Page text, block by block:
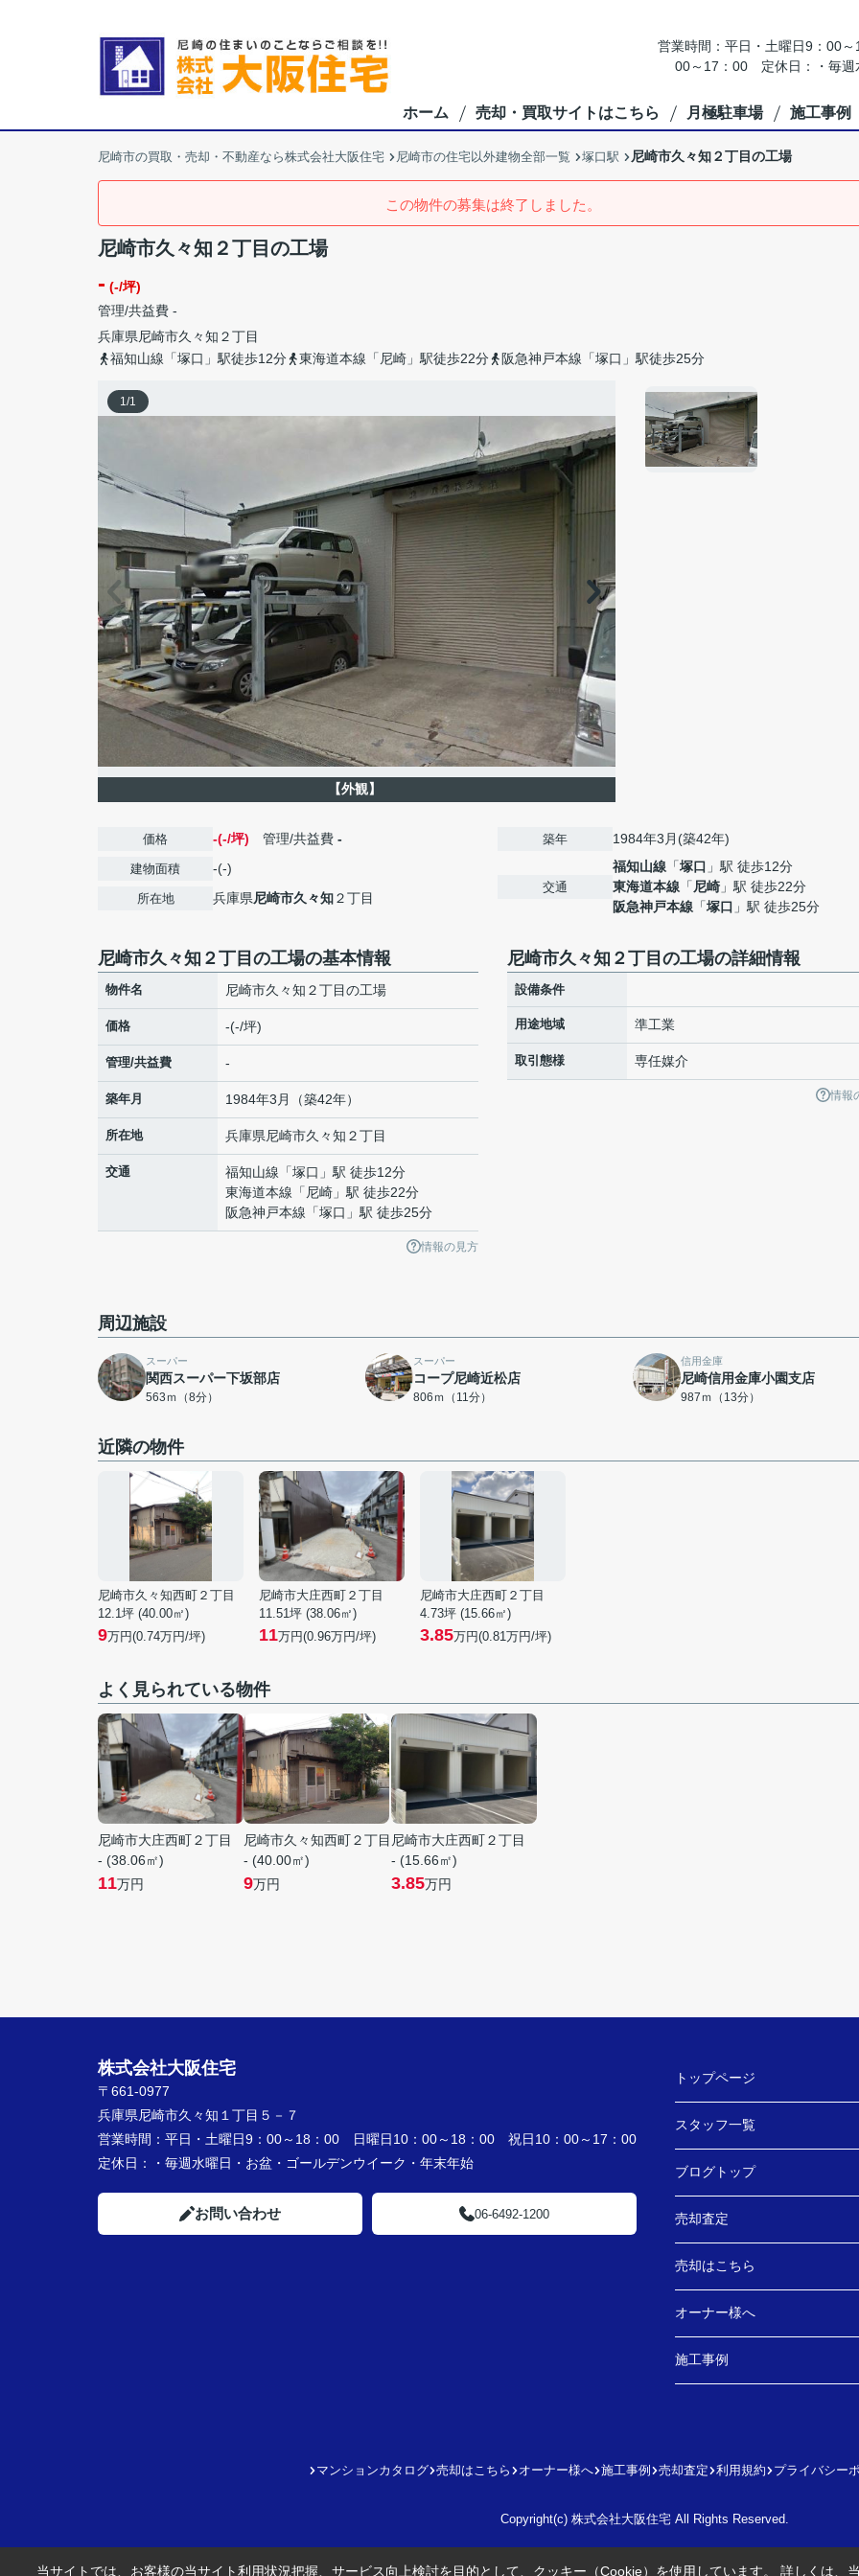
営業時間：平日・土曜日9：00
00～17：00 定休日：・毎週
ホーム 売却・買取サイトはこちら 月極駐車場 施工事例
尼崎市の買取・売却・不動産なら株式会社大阪住宅 尼崎市の住宅以外建物全部一覧 塚口駅 尼崎市久々知２丁目の工場
この物件の募集は終了しました。
尼崎市久々知２丁目の工場
- (-/坪)
管理/共益費 -
兵庫県尼崎市久々知 ２丁目
福知山線「塚口」駅徒歩12分
東海道本線「尼崎」駅徒歩22分 阪急神戸本線「塚口」駅徒歩25分
1/1
【外観】
価格 -(-/坪) 管理/共益費 -
建物面積 -(-)
所在地 兵庫県尼崎市久々知２丁目
築年 1984年3月(築42年)
交通
福知山線 「塚口 」駅 徒歩12分
東海道本線 「 尼崎 」駅 徒歩22分
阪急神戸本線 「塚口 」駅 徒歩25分
尼崎市久々知２丁目の工場の基本情報
物件名 尼崎市久々知２丁目の工場
価格 -(-/坪)
管理/共益費 -
築年月 1984年3月（築42年）
所在地 兵庫県尼崎市久々知 ２丁目
交通 福知山線 「塚口 」駅 徒歩12分
東海道本線 「 尼崎 」駅 徒歩22分
阪急神戸本線 「塚口 」駅 徒歩25分
情報の見方
尼崎市久々知２丁目の工場の詳細情報
設備条件
用途地域 準工業
取引態様 専任媒介
情報
周辺施設
スーパー
関西スーパー下坂部店
563ｍ（8分）
スーパー
コープ尼崎近松店
806ｍ（11分）
信用金庫
尼崎信用金庫小園支店
987ｍ（13分）
近隣の物件
尼崎市久々知西町２丁目
12.1坪 (40.00㎡)
9万円(0.74万円/坪)
尼崎市大庄西町２丁目
11.51坪 (38.06㎡)
11万円(0.96万円/坪)
尼崎市大庄西町２丁目
4.73坪 (15.66㎡)
3.85万円(0.81万円/坪)
よく見られている物件
尼崎市大庄西町２丁目
- (38.06㎡)
11万円
尼崎市久々知西町２丁目
- (40.00㎡)
9万円
尼崎市大庄西町２丁目
- (15.66㎡)
3.85万円
株式会社大阪住宅
〒661-0977
兵庫県尼崎市久々知１丁目５－７
営業時間： 平日・土曜日9：00～18：00 日曜日10：00～18：00 祝日10：00～17：00
定休日：
・毎週水曜日・お盆・ゴールデンウイーク・年末年始
お問い合わせ 06-6492-1200
トップページ
スタッフ一覧
ブログトップ
売却査定
売却はこちら
オーナー様へ
施工事例
マンションカタログ 売却はこちら オーナー様へ 施工事例 売却査定 利用規約 プライバシー
Copyright(c) 株式会社大阪住宅 All Rights Reserved.
当サイトでは、お客様の当サイト利用状況把握、サービス向上検討を目的として、クッキー（Cookie）を使用しています。 詳しくは、